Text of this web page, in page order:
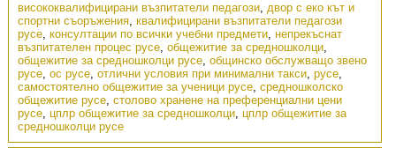
висококвалифицирани възпитатели педагози, двор с еко кът и
спортни съоръжения, квалифицирани възпитатели педагози
русе, консултации по всички учебни предмети, непрекъснат
възпитателен процес русе, общежитие за средношколци,
общежитие за средношколци русе, общинско обслужващо звено
русе, ос русе, отлични условия при минимални такси, русе,
самостоятелно общежитие за ученици русе, средношколско
общежитие русе, столово хранене на преференциални цени
русе, цплр общежитие за средношколци, цплр общежитие за
средношколци русе